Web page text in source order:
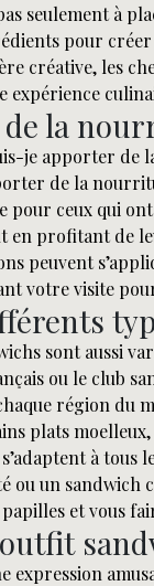
seulement à
pour
créative, les
la
je apporter de
de la
ceux qui
en profitant de
peuvent
votre visite
sont aussi
ou le club
région du
plats
à tous
ou un sandwich
et vous
expression